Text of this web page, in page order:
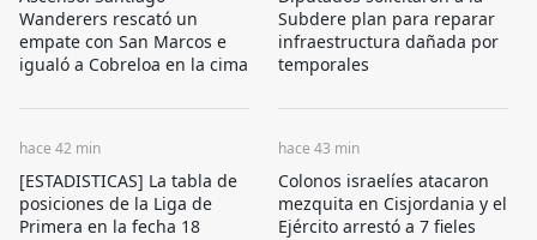
Wanderers rescató un
empate con San Marcos e
igualó a Cobreloa en la cima
Subdere plan para reparar
infraestructura dañada por
temporales
hace 42 min
[ESTADISTICAS] La tabla de
posiciones de la Liga de
Primera en la fecha 18
hace 43 min
Colonos israelíes atacaron
mezquita en Cisjordania y el
Ejército arrestó a 7 fieles